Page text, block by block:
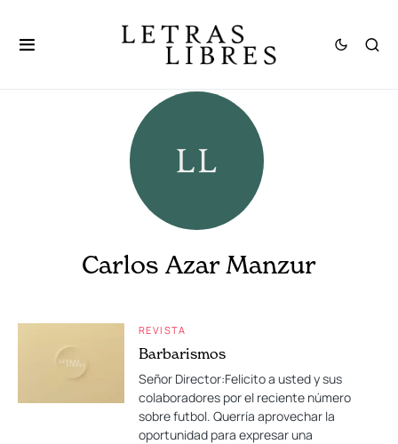
Carlos Azar Manzur
REVISTA
Barbarismos
Señor Director:Felicito a usted y sus
colaboradores por el reciente número
sobre futbol. Querría aprovechar la
oportunidad para expresar una